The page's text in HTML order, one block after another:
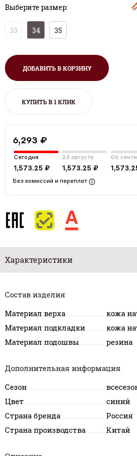
Выберите размер:
33 34 35
ДОБАВИТЬ В КОРЗИНУ
КУПИТЬ В 1 КЛИК
6,293 ₽
Сегодня
1,573.25 ₽
23 августа
1,573.25 ₽
06
Без комиссий и переплат
Характеристики
Состав изделия
Материал верха
кожа
Материал подкладки
кожа
Материал подошвы
резина
Дополнительная информация
Сезон
Цвет
синий
Страна бренда
Россия
Страна производства
Китай